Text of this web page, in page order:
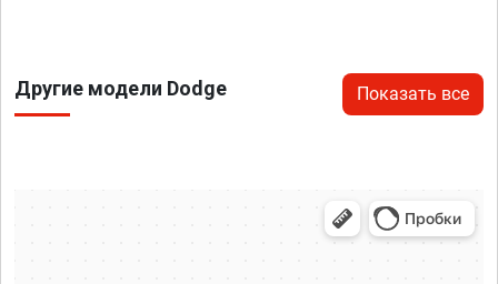
Другие модели Dodge Показать все